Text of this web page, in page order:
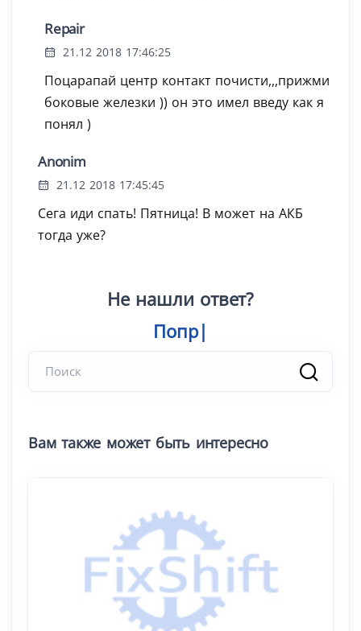
Repair
21.12 2018 17:46:25
Поцарапай центр контакт почисти,,,прижми
боковые железки )) он это имел введу как я
понял )
Anonim
21.12 2018 17:45:45
Сега иди спать! Пятница! В может на АКБ
тогда уже?
Не нашли ответ?
Попробуйт
Вам также может быть интересно